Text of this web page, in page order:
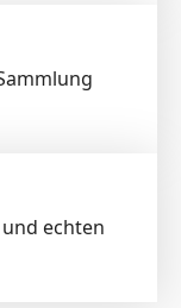
echten